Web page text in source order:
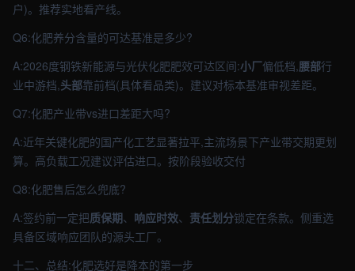
户)。推荐实地看产线。
Q6:化肥养分含量的可达基准是多少?
A:2026度钢铁新能源与光伏化肥肥效可达区间:小厂偏低档,腰部行
业中游档,头部靠前档(具体看品类)。建议对标本基准审视差距。
Q7:化肥产业带vs进口差距大吗?
A:近年关键化肥的国产化工艺显著拉平,主流场景下产业带交期更划
算。高负载工况建议评估进口。按阶段验收交付
Q8:化肥售后怎么兜底?
A:签约前一定把质保期、 响应时效、 责任划分锁定在条款。侧重选
具备区域响应团队的源头工厂。
十二、总结:化肥选好是降本的第一步